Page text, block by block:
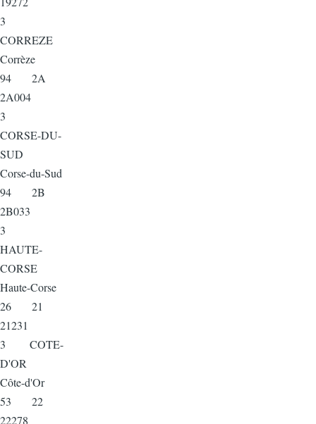
3
CORREZE
Corrèze
94 2A
2A004
3
CORSE-DU-
SUD
Corse-du-Sud
94 2B
2B033
3
HAUTE-
CORSE
Haute-Corse
26 21
21231
3 COTE-
D'OR
Côte-d'Or
53 22
22278